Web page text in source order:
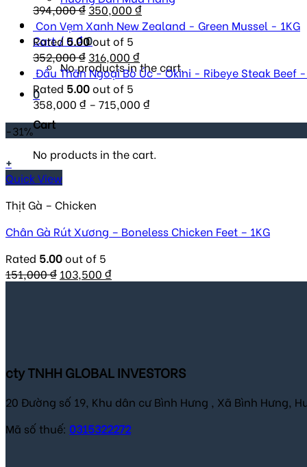
Cart /0₫0
No products in the cart.
0
Cart
No products in the cart.
350,000 ₫.245,000 ₫.
394,000₫Original
price
was:
394,000 ₫.
350,000₫Current
price
Con Vẹm Xanh New Zealand - Green Mussel - 1KG
Rated5.00out of 5
352,000₫ Original
price
was:
352,000 ₫.
316,000 ₫Current
price
316,000 ₫.
Đầu Thăn Ngoại Bò Úc - Okini - Ribeye Steak Beef -
Rated 5.00out of 5
358,000 ₫ – 715,000 ₫
-31%
+
Quick View
Thịt Gà – Chicken
Chân Gà Rút Xương – Boneless Chicken Feet – 1KG
Rated 5.00out of 5
151,000₫ Original
103,500 ₫Current
cty TNHH GLOBAL INVESTORS
20 Đường số 19, Khu dân cư Bình Hưng , Xã Bình Hưng,
Mã số thuế: 0315322272